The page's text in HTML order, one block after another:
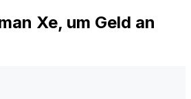
Xe, um Geld an